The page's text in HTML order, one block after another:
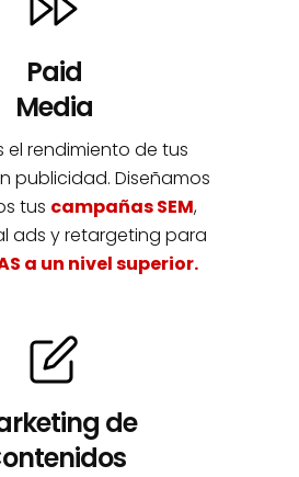
Paid
Media
el rendimiento de tus
publicidad. Diseñamos
tus campañas SEM,
ads y retargeting para
a un nivel superior.
de